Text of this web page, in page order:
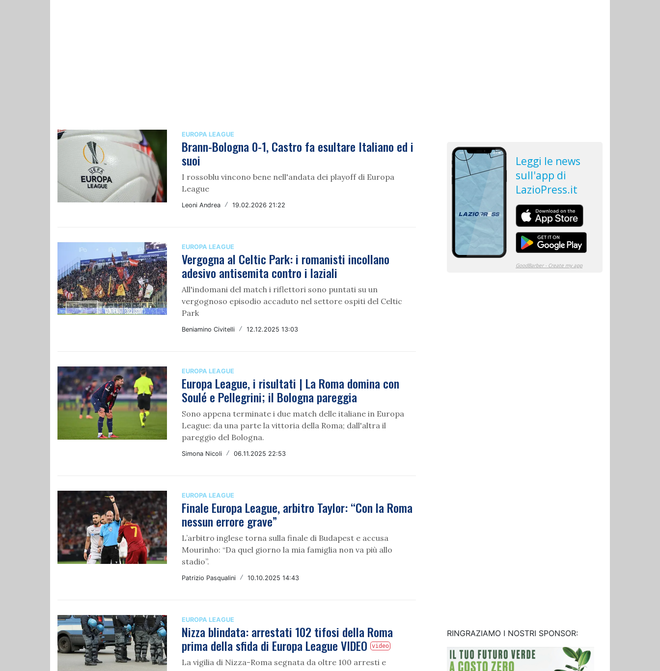
EUROPA LEAGUE
Brann-Bologna 0-1, Castro fa esultare Italiano ed i
suoi
I rossoblu vincono bene nell'andata dei playoff di Europa
League
Leoni Andrea / 19.02.2026 21:22
EUROPA LEAGUE
Vergogna al Celtic Park: i romanisti incollano
adesivo antisemita contro i laziali
All'indomani del match i riflettori sono puntati su un
vergognoso episodio accaduto nel settore ospiti del Celtic
Park
Beniamino Civitelli / 12.12.2025 13:03
EUROPA LEAGUE
Europa League, i risultati | La Roma domina con
Soulé e Pellegrini; il Bologna pareggia
Sono appena terminate i due match delle italiane in Europa
League: da una parte la vittoria della Roma; dall'altra il
pareggio del Bologna.
Simona Nicoli / 06.11.2025 22:53
EUROPA LEAGUE
Finale Europa League, arbitro Taylor: “Con la Roma
nessun errore grave”
L’arbitro inglese torna sulla finale di Budapest e accusa
Mourinho: “Da quel giorno la mia famiglia non va più allo
stadio”.
Patrizio Pasqualini / 10.10.2025 14:43
EUROPA LEAGUE
Nizza blindata: arrestati 102 tifosi della Roma
prima della sfida di Europa League VIDEO video
La vigilia di Nizza-Roma segnata da oltre 100 arresti e
RINGRAZIAMO I NOSTRI SPONSOR: